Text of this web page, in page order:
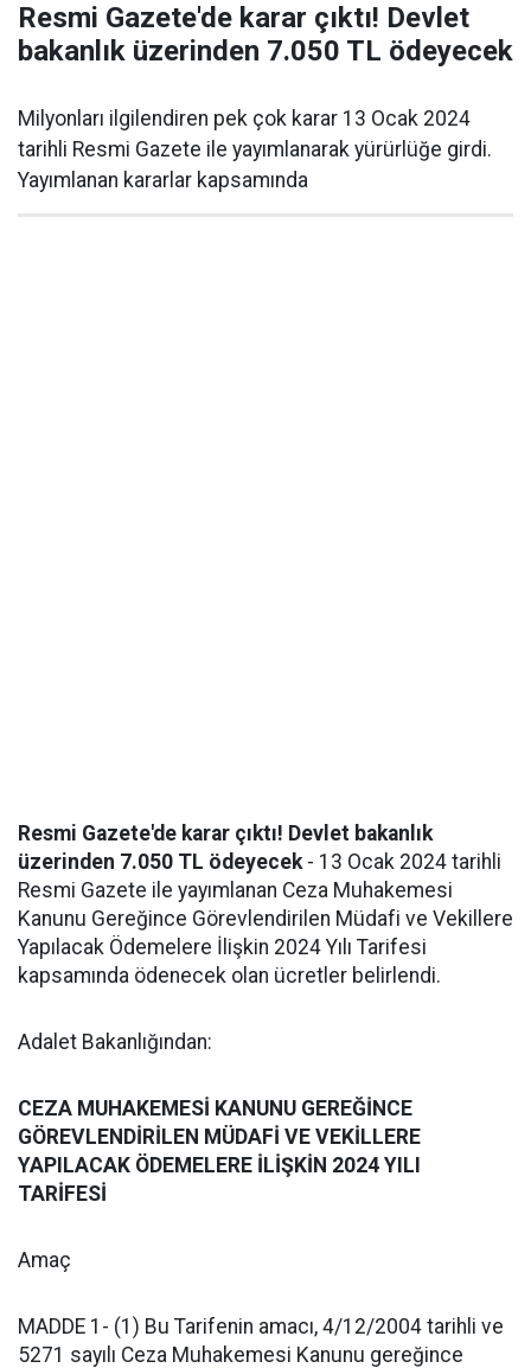
Resmi Gazete'de karar çıktı! Devlet
bakanlık üzerinden 7.050 TL ödeyecek
Milyonları ilgilendiren pek çok karar 13 Ocak 2024
tarihli Resmi Gazete ile yayımlanarak yürürlüğe girdi.
Yayımlanan kararlar kapsamında
Resmi Gazete'de karar çıktı! Devlet bakanlık
üzerinden 7.050 TL ödeyecek- 13 Ocak 2024 tarihli
Resmi Gazete ile yayımlanan Ceza Muhakemesi
Kanunu Gereğince Görevlendirilen Müdafi ve Vekillere
Yapılacak Ödemelere İlişkin 2024 Yılı Tarifesi
kapsamında ödenecek olan ücretler belirlendi.
Adalet Bakanlığından:
CEZA MUHAKEMESİ KANUNU GEREĞİNCE
GÖREVLENDİRİLEN MÜDAFİ VE VEKİLLERE
YAPILACAK ÖDEMELERE İLİŞKİN 2024 YILI
TARİFESİ
Amaç
MADDE 1- (1) Bu Tarifenin amacı, 4/12/2004 tarihli ve
5271 sayılı Ceza Muhakemesi Kanunu gereğince